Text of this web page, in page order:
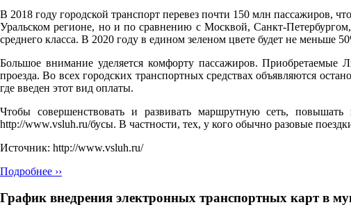
В 2018 году городской транспорт перевез почти 150 млн пассажиров,
Уральском регионе, но и по сравнению с Москвой, Санкт-
среднего класса. В 2020 году в едином зеленом цвете будет не меньше
Большое внимание уделяется комфорту пассажиров.
проезда. Во всех городских транспортных средствах объявляются
где введен этот вид оплаты.
Чтобы совершенствовать и развивать маршрутную сеть, повышать
http://www.vsluh.ru/бусы. В частности, тех, у кого обычно разовые
Источник: http://www.vsluh.ru/
Подробнее ››
График внедрения электронных транспортных карт в